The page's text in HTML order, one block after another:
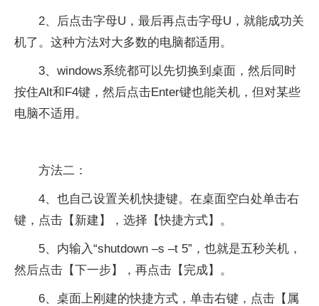
2、后点击字母U，最后再点击字母U，就能成功关
机了。这种方法对大多数的电脑都适用。
3、windows系统都可以先切换到桌面，然后同时
按住Alt和F4键，然后点击Enter键也能关机，但对某些
电脑不适用。
方法二：
4、也自己设置关机快捷键。在桌面空白处单击右
键，点击【新建】，选择【快捷方式】。
5、内输入“shutdown –s –t 5”，也就是五秒关机，
然后点击【下一步】，再点击【完成】。
6、桌面上刚建的快捷方式，单击右键，点击【属